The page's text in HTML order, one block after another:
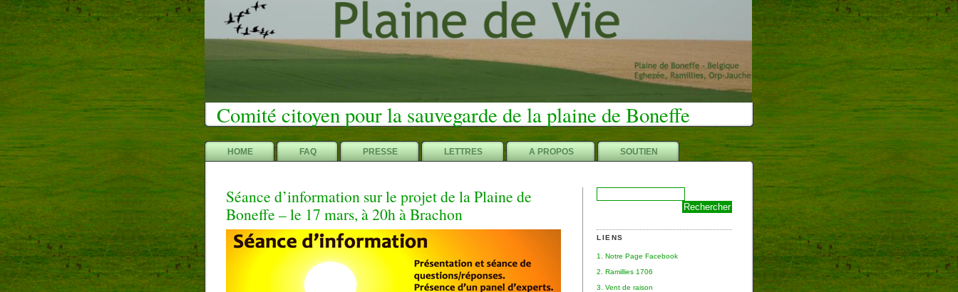
Comité citoyen pour la sauvegarde de la plaine de Boneffe
HOME FAQ PRESSE LETTRES A PROPOS SOUTIEN
LIENS
1. Notre Page Facebook
2. Ramillies 1706
3. Vent de raison
Séance d’information sur le projet de la Plaine de
Boneffe – le 17 mars, à 20h à Brachon